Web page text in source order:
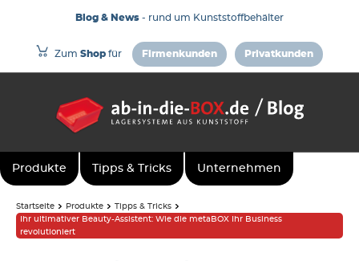
Blog & News - rund um Kunststoffbehälter
Zum Shop für Firmenkunden Privatkunden
Produkte Tipps & Tricks Unternehmen
Startseite Produkte
Tipps & Tricks
Ihr ultimativer Beauty-Assistent: Wie die metaBOX Ihr Business
revolutioniert